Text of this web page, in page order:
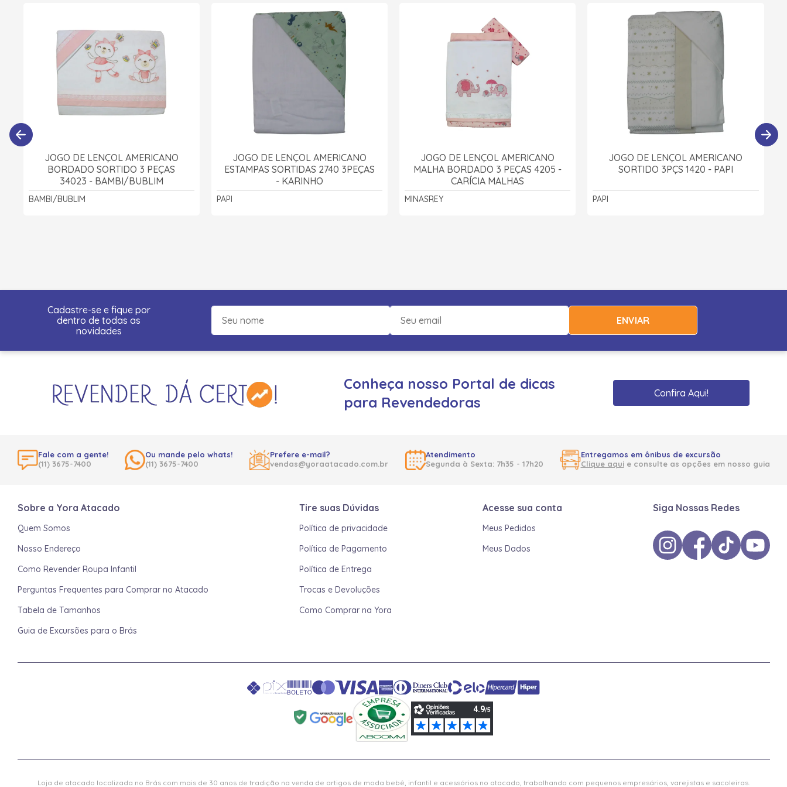
JOGO DE LENÇOL AMERICANO
BORDADO SORTIDO 3 PEÇAS
34023 - BAMBI/BUBLIM
BAMBI/BUBLIM
JOGO DE LENÇOL AMERICANO
ESTAMPAS SORTIDAS 2740 3PEÇAS
- KARINHO
PAPI
JOGO DE LENÇOL AMERICANO
MALHA BORDADO 3 PEÇAS 4205 -
CARÍCIA MALHAS
MINASREY
JOGO DE LENÇOL AMERICANO
SORTIDO 3PÇS 1420 - PAPI
PAPI
Cadastre-se e fique por
dentro de todas as
novidades
ENVIAR
Conheça nosso Portal de dicas
para Revendedoras
Confira Aqui!
Fale com a gente!
(11) 3675-7400
Ou mande pelo whats!
(11) 3675-7400
Prefere e-mail?
vendas@yoraatacado.com.br
Atendimento
Segunda à Sexta: 7h35 - 17h20
Entregamos em ônibus de excursão
Clique aquie consulte as opções em nosso guia
Sobre a Yora Atacado
Quem Somos
Nosso Endereço
Como Revender Roupa Infantil
Perguntas Frequentes para Comprar no Atacado
Tabela de Tamanhos
Guia de Excursões para o Brás
Tire suas Dúvidas
Política de privacidade
Política de Pagamento
Política de Entrega
Trocas e Devoluções
Como Comprar na Yora
Acesse sua conta
Meus Pedidos
Meus Dados
Siga Nossas Redes
Loja de atacado localizada no Brás com mais de 30 anos de tradição na venda de artigos de moda bebê, infantil e acessórios no atacado, trabalhando com pequenos empresários, varejistas e sacoleiras.